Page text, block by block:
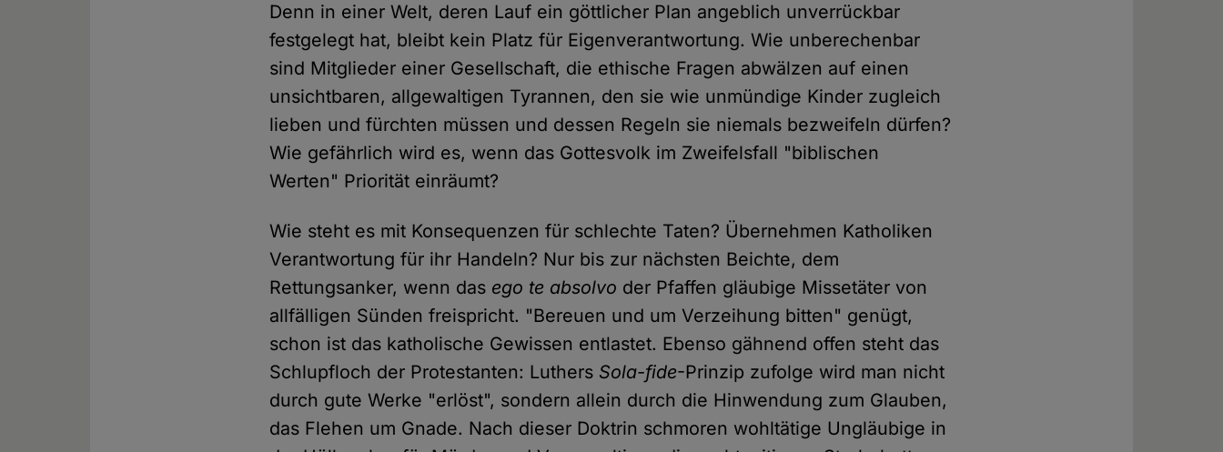
Denn in einer Welt, deren Lauf ein göttlicher Plan angeblich unverrückbar
festgelegt hat, bleibt kein Platz für Eigenverantwortung. Wie unberechenbar
sind Mitglieder einer Gesellschaft, die ethische Fragen abwälzen auf einen
unsichtbaren, allgewaltigen Tyrannen, den sie wie unmündige Kinder zugleich
lieben und fürchten müssen und dessen Regeln sie niemals bezweifeln dürfen?
Wie gefährlich wird es, wenn das Gottesvolk im Zweifelsfall "biblischen
Werten" Priorität einräumt?
Wie steht es mit Konsequenzen für schlechte Taten? Übernehmen Katholiken
Verantwortung für ihr Handeln? Nur bis zur nächsten Beichte, dem
Rettungsanker, wenn das ego te absolvo der Pfaffen gläubige Missetäter von
allfälligen Sünden freispricht. "Bereuen und um Verzeihung bitten" genügt,
schon ist das katholische Gewissen entlastet. Ebenso gähnend offen steht das
Schlupfloch der Protestanten: Luthers Sola-fide-Prinzip zufolge wird man nicht
durch gute Werke "erlöst", sondern allein durch die Hinwendung zum Glauben,
das Flehen um Gnade. Nach dieser Doktrin schmoren wohltätige Ungläubige in